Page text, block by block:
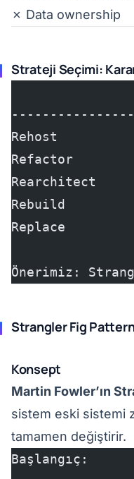
✗ Data ownership
Strateji Seçimi:
Rehost
Refactor
Rearchitect
Rebuild
Replace
Önerimiz:
Strangler Fig
Konsept
Martin Fowler’ın
sistem eski sistemi
tamamen değiştirir.
Başlangıç: